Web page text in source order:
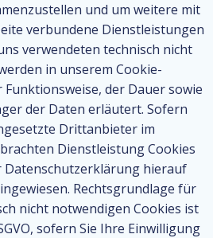
und um weitere mit
verbundene Dienstleistungen
verwendeten technisch nicht
in unserem Cookie-
der Dauer sowie
der Daten erläutert. Sofern
Drittanbieter im
Dienstleistung Cookies
Datenschutzerklärung hierauf
Rechtsgrundlage für
nicht notwendigen Cookies ist
sofern Sie Ihre Einwilligung